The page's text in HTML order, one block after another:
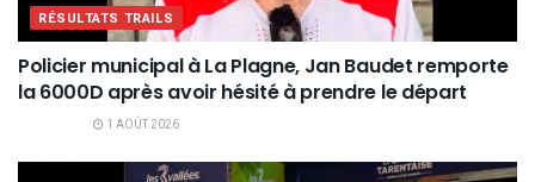
RÉSULTATS TRAILS
Policier municipal à La Plagne, Jan Baudet remporte
la 6000D après avoir hésité à prendre le départ
1 AOÛT 2026